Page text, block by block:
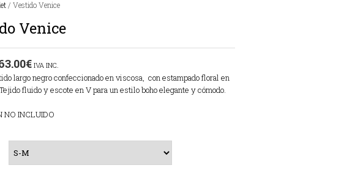
/ Vestido Venice
Venice
€ IVA INC.
largo negro confeccionado en viscosa, con estampado floral en
fluido y escote en V para un estilo boho elegante y cómodo.
NO INCLUIDO